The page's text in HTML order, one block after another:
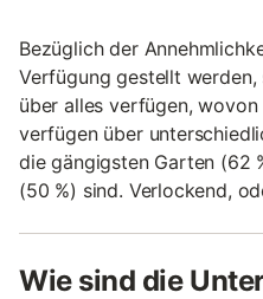
Bezüglich der
Verfügung gestellt
über alles verfügen, wovon
verfügen über
die gängigsten Garten (62
(50 %) sind. Verlockend,
Wie sind die